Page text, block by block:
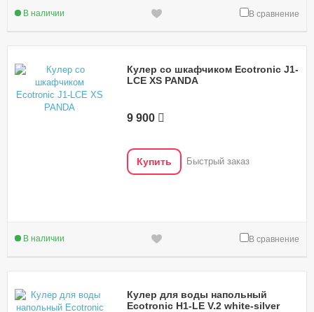
В сравнение
В наличии
Кулер со шкафчиком Ecotronic J1-
LCE XS PANDA
Купить
9 900
Быстрый заказ
В сравнение
В наличии
Кулер для воды напольный
Ecotronic H1-LE V.2 white-silver